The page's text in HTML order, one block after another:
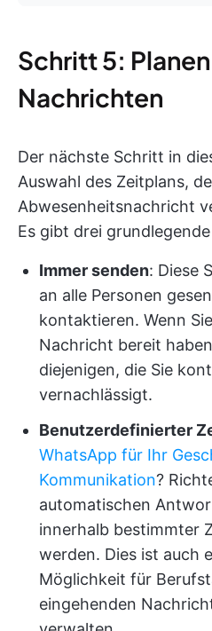
Schritt 5:
Nachrichten
Der nächste Schritt in
Auswahl des Zeitplans,
Abwesenheitsnachricht
Es gibt drei
Immer senden: Diese
an alle Personen
kontaktieren. Wenn
Nachricht bereit
diejenigen, die Sie
vernachlässigt.
Benutzerdefinierter
WhatsApp für Ihr
Kommunikation?
automatischen
innerhalb bestimmter
werden. Dies ist auch
Möglichkeit für
eingehenden